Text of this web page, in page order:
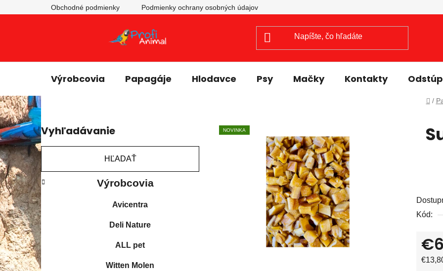
na
obsah
Obchodné podmienky Podmienky ochrany osobných údajov
Výrobcovia Papagáje Hlodavce Psy Mačky Kontakty
/
B
o
č
n
ý
p
a
n
e
l
Vyhľadávanie
HĽADAŤ
kategórie
K
a
t
e
g
ó
r
i
e
Výrobcovia
Avicentra
Deli Nature
ALL pet
Witten Molen
Kód:
NOVINKA